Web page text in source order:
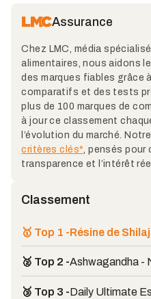
Assurance
Chez LMC, média
alimentaires, nous aidons
des marques fiables grâce
comparatifs et des tests
plus de 100 marques de
à jour ce classement
l’évolution du marché.
critères clés* , pensés
transparence et l’intérêt
Classement
🥇 Top 1 -Résine de
🥈 Top 2 -Ashwagandha -
🥉 Top 3 -Daily Ultimate